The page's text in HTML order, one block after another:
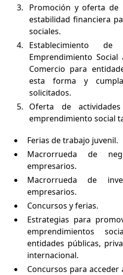
Promoción y oferta de
estabilidad financiera
sociales.
Establecimiento
Emprendimiento
Comercio para
esta forma y
solicitados.
Oferta de
emprendimiento social
Ferias de trabajo juvenil.
Macrorrueda de
empresarios.
Macrorrueda de
empresarios.
Concursos y ferias.
Estrategias para
emprendimientos
entidades públicas,
internacional.
Concursos para